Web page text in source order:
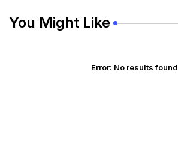
You Might Like
Error: No results found